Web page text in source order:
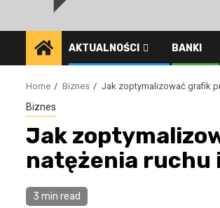
AKTUALNOŚCI BANKI
Home Biznes Jak zoptymalizować grafik
Biznes
Jak
natężenia ruchu
3 min read